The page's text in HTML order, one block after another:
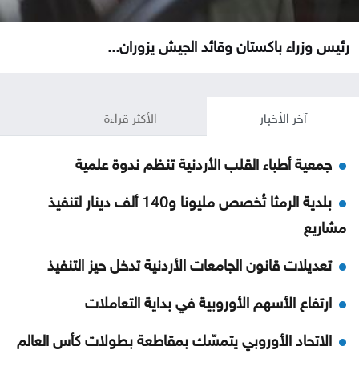
رئيس وزراء باكستان وقائد الجيش يزوران...
آخر الأخبار الأكثر قراءة
جمعية أطباء القلب الأردنية تنظم ندوة علمية
بلدية الرمثا تُخصص مليونا و140 ألف دينار لتنفيذ
مشاريع
تعديلات قانون الجامعات الأردنية تدخل حيز التنفيذ
ارتفاع الأسهم الأوروبية في بداية التعاملات
الاتحاد الأوروبي يتمسّك بمقاطعة بطولات كأس العالم